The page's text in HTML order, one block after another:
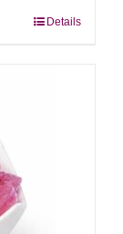
Details